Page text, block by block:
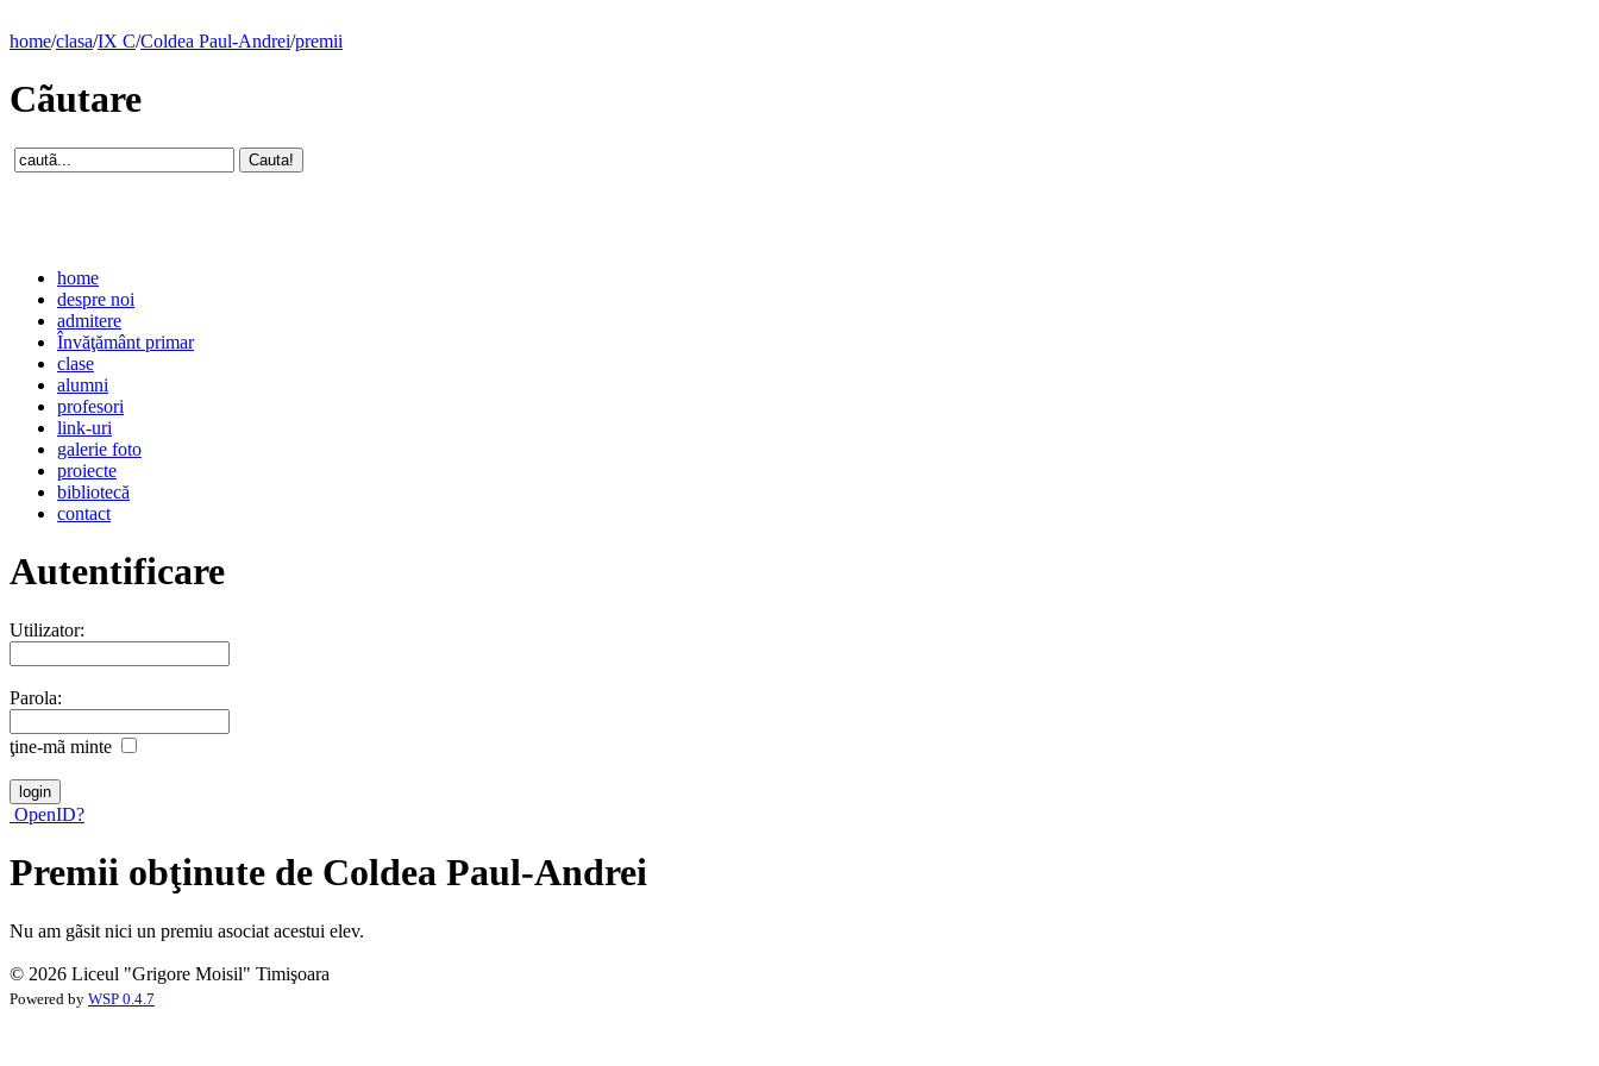
home/clasa/IX C/Coldea Paul-Andrei/premii
Cãutare
home
despre noi
admitere
Învăţământ primar
clase
alumni
profesori
link-uri
galerie foto
proiecte
bibliotecă
contact
Autentificare
Utilizator:
Parola:
ţine-mã minte
OpenID?
Premii obţinute de Coldea Paul-Andrei
Nu am gãsit nici un premiu asociat acestui elev.
© 2026 Liceul "Grigore Moisil" Timişoara
Powered by WSP 0.4.7